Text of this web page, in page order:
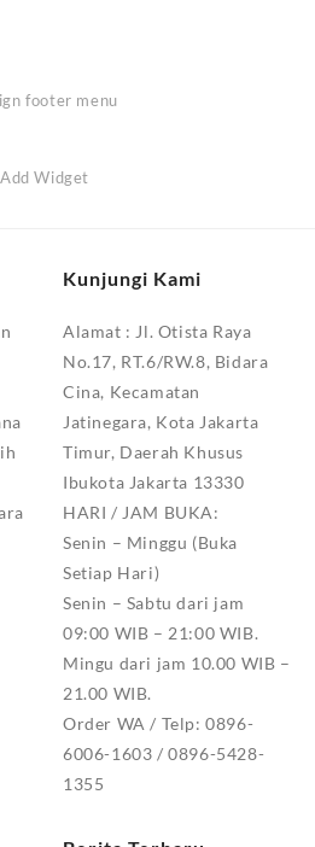
footer menu
Add Widget
Kunjungi Kami
Alamat : Jl. Otista Raya
No.17, RT.6/RW.8, Bidara
Cina, Kecamatan
Jatinegara, Kota Jakarta
Timur, Daerah Khusus
Ibukota Jakarta 13330
HARI / JAM BUKA:
Senin – Minggu (Buka
Setiap Hari)
Senin – Sabtu dari jam
09:00 WIB – 21:00 WIB.
Mingu dari jam 10.00 WIB –
21.00 WIB.
Order WA / Telp: 0896-
6006-1603 / 0896-5428-
1355